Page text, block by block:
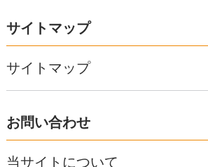
サイトマップ
サイトマップ
お問い合わせ
当サイトについて